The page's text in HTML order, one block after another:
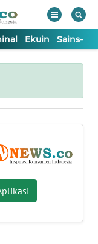
Ekuin Sains-